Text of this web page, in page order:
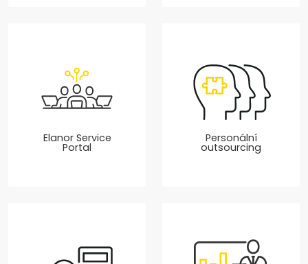
Elanor Service
Portal
Personální
outsourcing